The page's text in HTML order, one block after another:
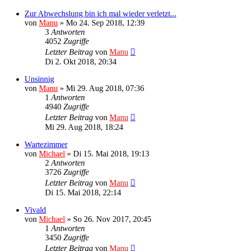
Zur Abwechslung bin ich mal wieder verletzt...
von Manu » Mo 24. Sep 2018, 12:39
3 Antworten
4052 Zugriffe
Letzter Beitrag von Manu
Di 2. Okt 2018, 20:34
Unsinnig
von Manu » Mi 29. Aug 2018, 07:36
1 Antworten
4940 Zugriffe
Letzter Beitrag von Manu
Mi 29. Aug 2018, 18:24
Wartezimmer
von Michael » Di 15. Mai 2018, 19:13
2 Antworten
3726 Zugriffe
Letzter Beitrag von Manu
Di 15. Mai 2018, 22:14
Vivald
von Michael » So 26. Nov 2017, 20:45
1 Antworten
3450 Zugriffe
Letzter Beitrag von Manu